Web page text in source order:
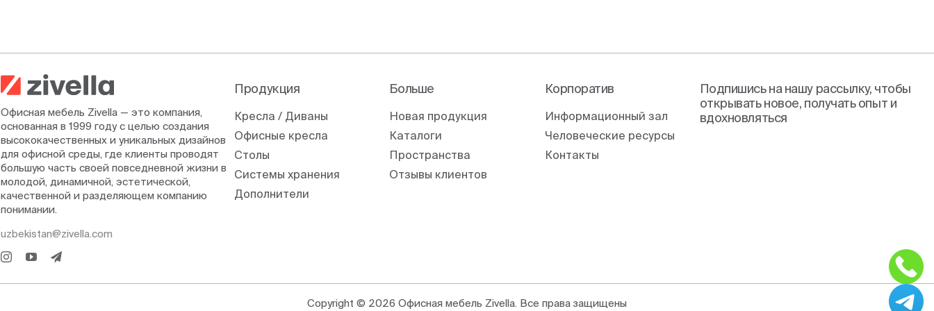
Офисная мебель Zivella — это компания,
основанная в 1999 году с целью создания
высококачественных и уникальных дизайнов
для офисной среды, где клиенты проводят
большую часть своей повседневной жизни в
молодой, динамичной, эстетической,
качественной и разделяющем компанию
понимании.
uzbekistan@zivella.com
Продукция
Кресла / Диваны
Офисные кресла
Столы
Системы хранения
Дополнители
Больше
Новая продукция
Каталоги
Пространства
Отзывы клиентов
Корпоратив
Информационный зал
Человеческие ресурсы
Контакты
Подпишись на нашу рассылку, чтобы
открывать новое, получать опыт и
вдохновляться
Copyright © 2026 Офисная мебель Zivella. Все права защищены